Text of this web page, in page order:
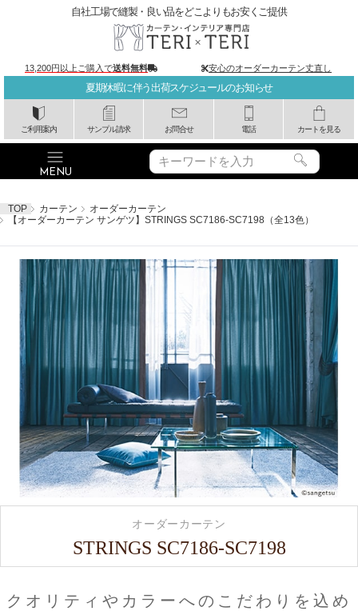
夏期休暇に伴う出荷スケジュールのお知らせ
ご利用案内 サンプル請求 お問合せ 電話 カートを見る
自社工場で縫製・良い品をどこよりもお安くご提供
13,200円以上ご購入で送料無料 安心のオーダーカーテン丈直し
TOP カーテン
オーダーカーテン
【オーダーカーテン サンゲツ】STRINGS SC7186-SC7198（全13色）
クオリティやカラーへのこだわりを込め
オーダーカーテン
STRINGS SC7186-SC7198